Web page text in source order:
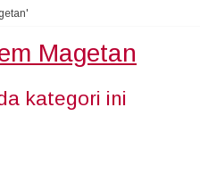
Magetan
kategori ini